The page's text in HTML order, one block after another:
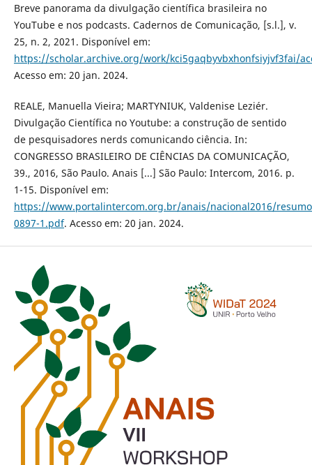
Breve panorama da divulgação científica brasileira no
YouTube e nos podcasts. Cadernos de Comunicação, [s.l.], v.
25, n. 2, 2021. Disponível em:
https://scholar.archive.org/work/kci5gaqbyvbxhonfsiyjvf3fai/
Acesso em: 20 jan. 2024.
REALE, Manuella Vieira; MARTYNIUK, Valdenise Leziér.
Divulgação Científica no Youtube: a construção de sentido
de pesquisadores nerds comunicando ciência. In:
CONGRESSO BRASILEIRO DE CIÊNCIAS DA COMUNICAÇÃO,
39., 2016, São Paulo. Anais [...] São Paulo: Intercom, 2016. p.
1-15. Disponível em:
https://www.portalintercom.org.br/anais/nacional2016/
0897-1.pdf. Acesso em: 20 jan. 2024.